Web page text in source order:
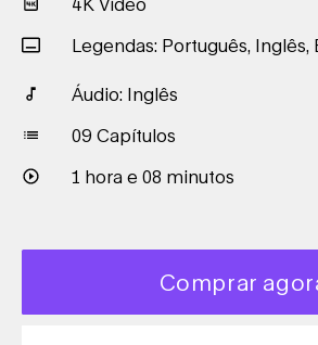
Legendas: Português, Inglês,
Áudio: Inglês
09 Capítulos
1 hora e 08 minutos
Comprar